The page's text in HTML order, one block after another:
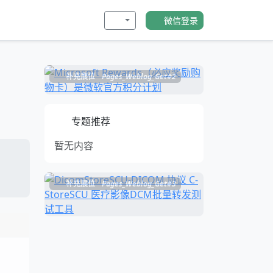
微信登录
补充展位 Pages_Weblog_Get#2
专题推荐
暂无内容
补充展位 Pages_Weblog_Get#3